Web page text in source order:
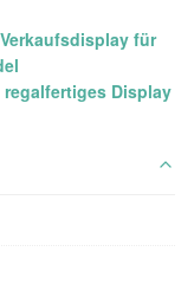
für
regalfertiges Display